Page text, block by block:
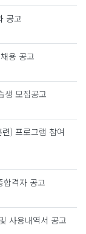
공고
용 공고
생 모집공고
) 프로그램 참여
합격자 공고
사용내역서 공고